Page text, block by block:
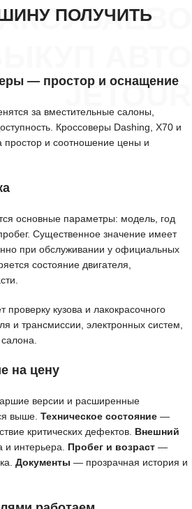
JETOUR
ПОЛУЧИТЬ
— простор и оснащение
за вместительные салоны,
Кроссоверы Dashing, X70 и
простор и соотношение цены и
основные параметры: модель, год
Существенное значение имеет
при обслуживании у официальных
состояние двигателя,
кузова и лакокрасочного
и трансмиссии, электронных систем,
на цену
версии и расширенные
выше. Техническое состояние —
критических дефектов. Внешний
и интерьера. Пробег и возраст —
Документы — прозрачная история и